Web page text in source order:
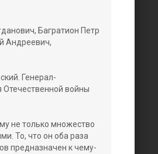
Багратион Петр
Андреевич,
Генерал-
войны
не только множество
То, что он оба раза
предназначен к чему-